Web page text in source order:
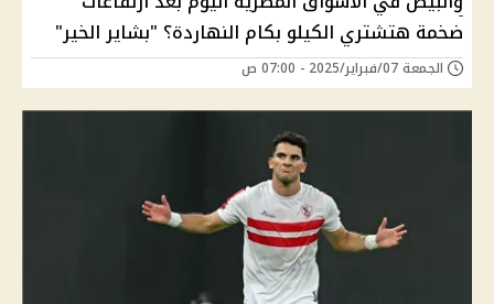
ضخمة هتشتري الكيلو بكام النهاردة؟ "بشاير الخير"
الجمعة 07/فبراير/2025 - 07:00 ص